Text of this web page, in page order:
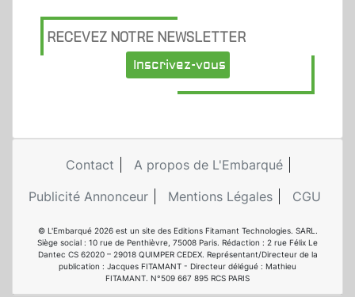
RECEVEZ NOTRE NEWSLETTER
Inscrivez-vous
Contact
A propos de L'Embarqué
Publicité Annonceur
Mentions Légales CGU
© L'Embarqué 2026 est un site des Editions Fitamant Technologies. SARL.
Siège social : 10 rue de Penthièvre, 75008 Paris. Rédaction : 2 rue Félix Le
Dantec CS 62020 – 29018 QUIMPER CEDEX. Représentant/Directeur de la
publication : Jacques FITAMANT - Directeur délégué : Mathieu
FITAMANT. N°509 667 895 RCS PARIS